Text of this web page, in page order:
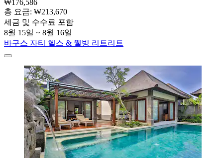
₩176,586
총 요금: ₩213,670
세금 및 수수료 포함
8월 15일 ~ 8월 16일
바구스 자티 헬스 & 웰빙 리트리트